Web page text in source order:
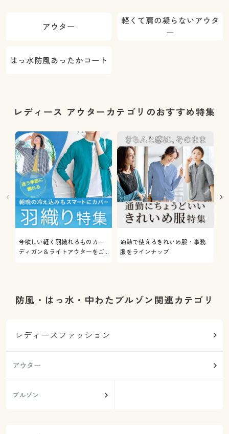
アウター
軽くて肩の凝らないアウタ
ー
はっ水防風あったかコート
レディース アウターカテゴリのおすすめ特集
今欲しい軽く羽織れるものカー
ディガン＆ライトアウターをご
通勤で使えるきれいめ服・事務
服をラインナップ
防風・はっ水・中わたブルゾン関連カテゴリ
レディースファッション
アウター
ブルゾン